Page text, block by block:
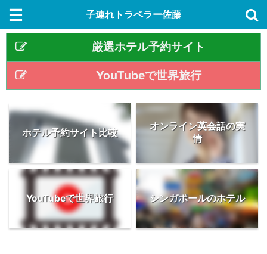
子連れトラベラー佐藤
厳選ホテル予約サイト
YouTubeで世界旅行
ホテル予約サイト比較
オンライン英会話の実
情
YouTubeで世界旅行 シンガポールのホテル